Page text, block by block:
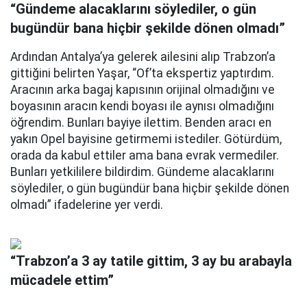
“Gündeme alacaklarını söylediler, o gün
bugündür bana hiçbir şekilde dönen olmadı”
Ardından Antalya’ya gelerek ailesini alıp Trabzon’a
gittiğini belirten Yaşar, “Of’ta ekspertiz yaptırdım.
Aracının arka bagaj kapısının orijinal olmadığını ve
boyasının aracın kendi boyası ile aynısı olmadığını
öğrendim. Bunları bayiye ilettim. Benden aracı en
yakın Opel bayisine getirmemi istediler. Götürdüm,
orada da kabul ettiler ama bana evrak vermediler.
Bunları yetkililere bildirdim. Gündeme alacaklarını
söylediler, o gün bugündür bana hiçbir şekilde dönen
olmadı” ifadelerine yer verdi.
“Trabzon’a 3 ay tatile gittim, 3 ay bu arabayla
mücadele ettim”